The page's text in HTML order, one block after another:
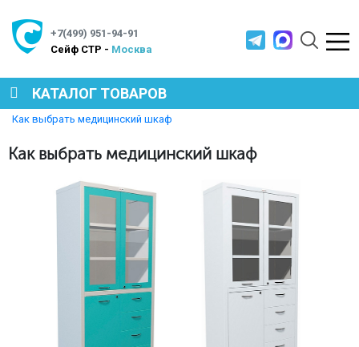
+7(499) 951-94-91
Cейф СТР - Москва
КАТАЛОГ ТОВАРОВ
МЕТАЛЛИЧЕСКАЯ МЕБЕЛЬ
МЕТАЛЛИЧЕСКИЕ СТЕЛЛАЖИ
ПРОИЗВОДСТВЕННАЯ МЕБЕЛЬ
Главная
Полезная информация
Как выбрать медицинский шкаф
Как выбрать медицинский шкаф